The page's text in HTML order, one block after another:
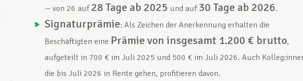
— von 26 auf 28 Tage ab 2025 und auf 30 Tage ab 2026.
Signaturprämie: Als Zeichen der Anerkennung erhalten die
Beschäftigten eine Prämie von insgesamt 1.200 € brutto,
aufgeteilt in 700 € im Juli 2025 und 500 € im Juli 2026. Auch
die bis Juli 2026 in Rente gehen, profitieren davon.